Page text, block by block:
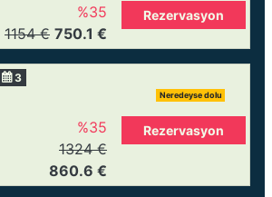
%35
1154 € 750.1 €
Rezervasyon
3
Neredeyse dolu
%35
1324 €
860.6 €
Rezervasyon